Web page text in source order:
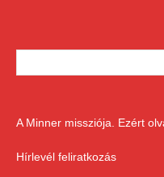
A Minner missziója. Ezért
Hírlevél feliratkozás